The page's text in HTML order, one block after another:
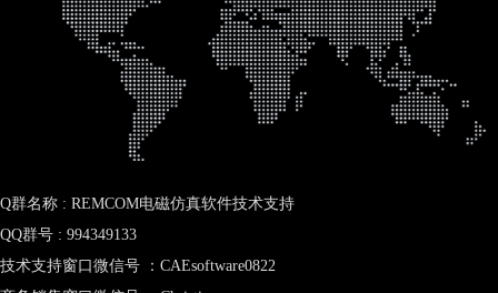
Q群名称 : REMCOM电磁仿真软件技术支持
QQ群号 : 994349133
技术支持窗口微信号 ：CAEsoftware0822